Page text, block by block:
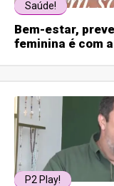
Saúde!
Bem-estar,
feminina é com
P2 Play!